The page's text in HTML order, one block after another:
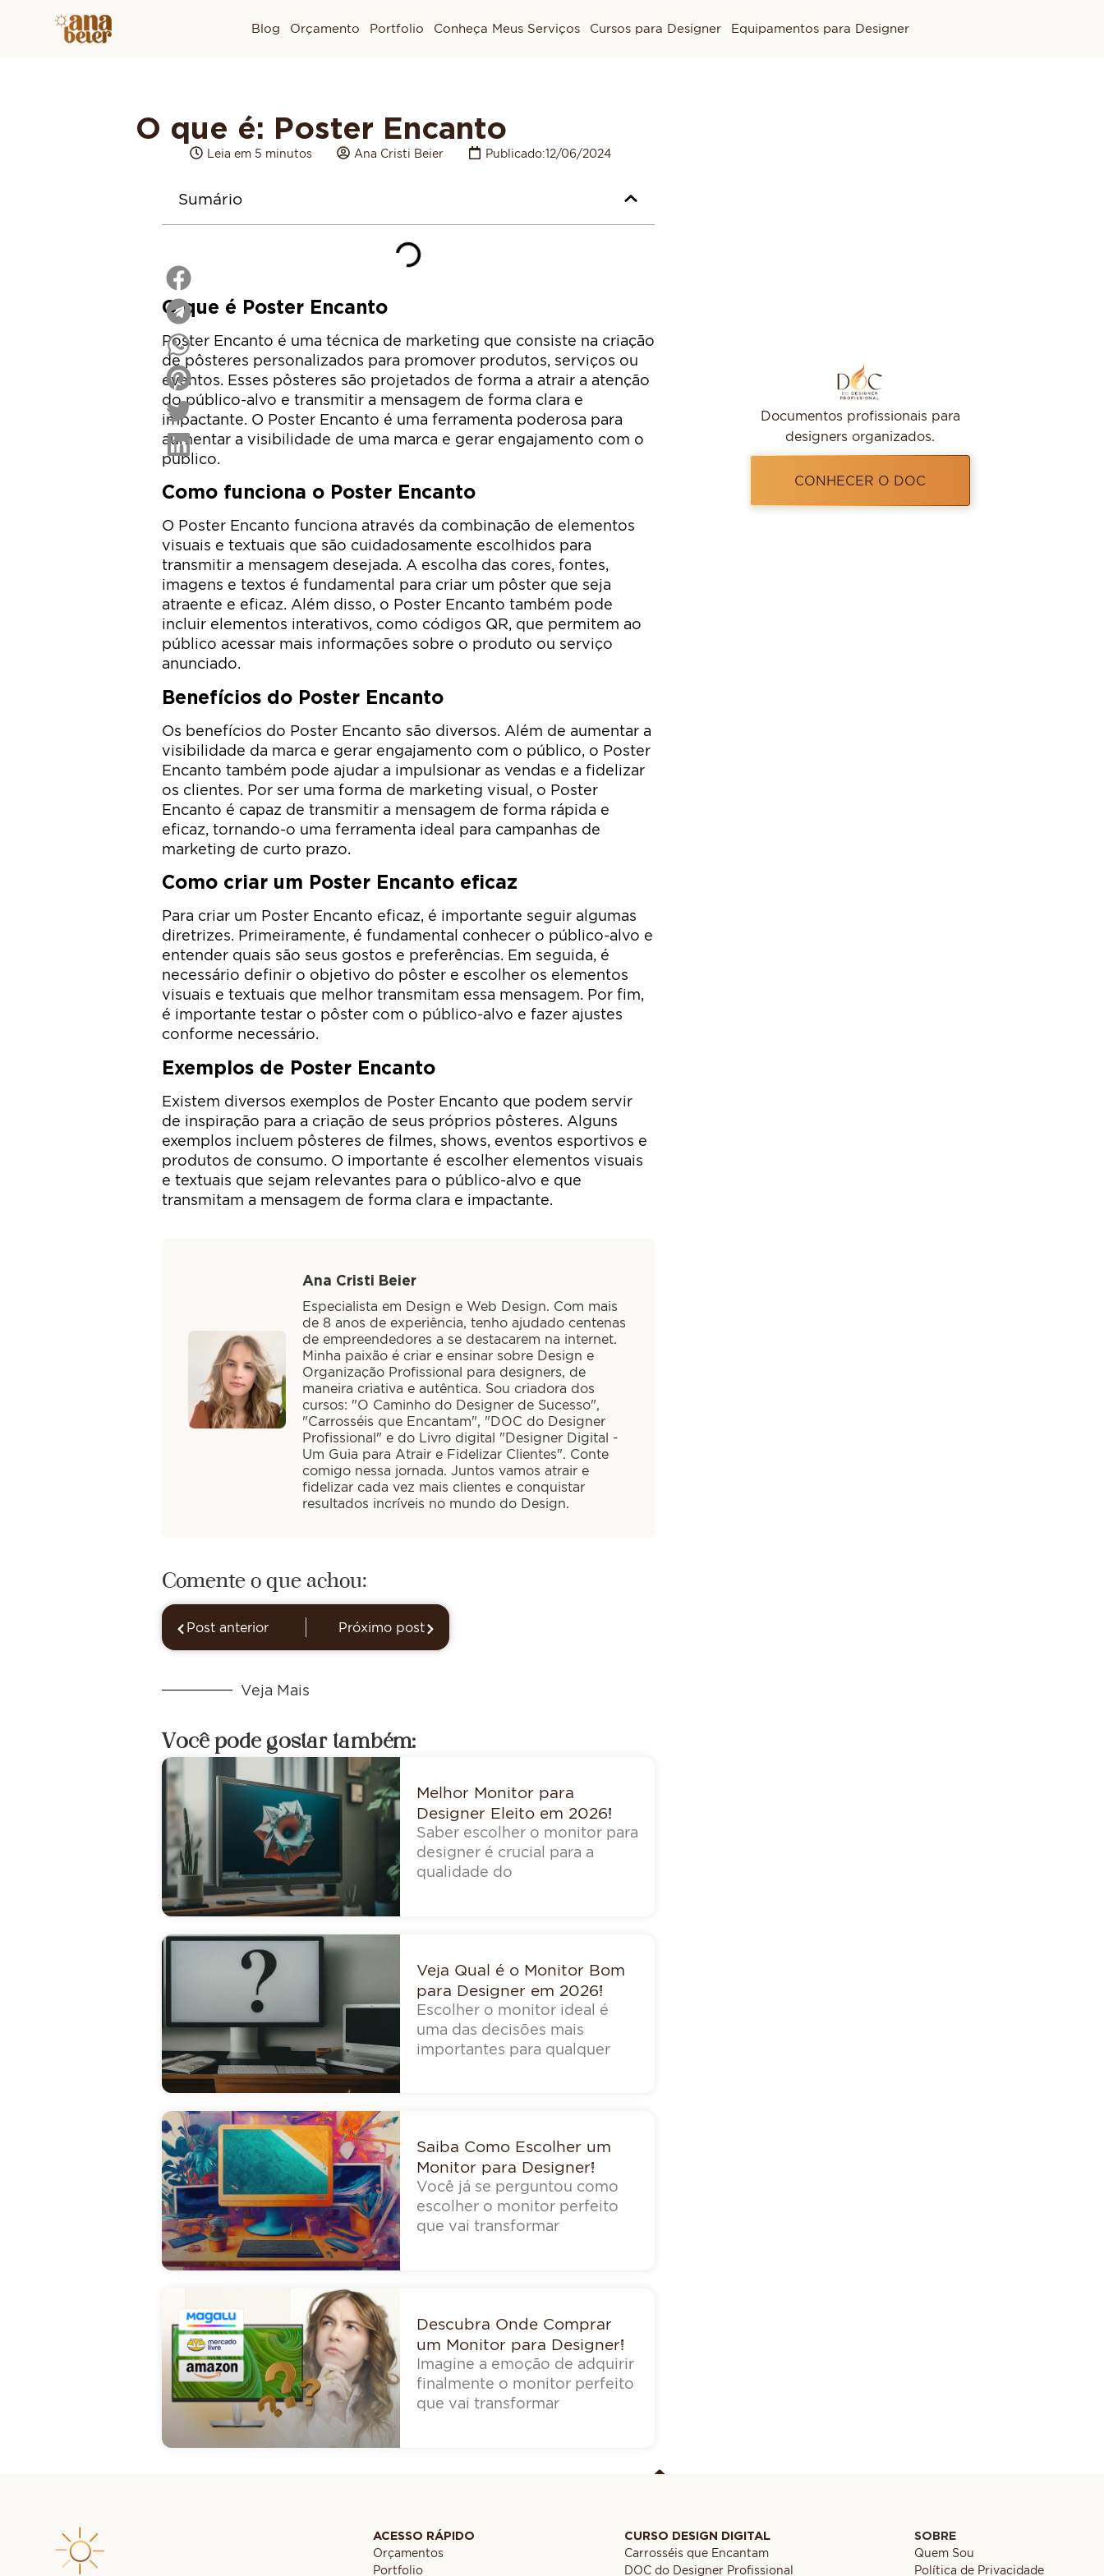
Blog Orçamento Portfolio Conheça Meus Serviços Cursos para Designer Equipamentos para Designer
O que é: Poster Encanto
Leia em 5 minutos Ana Cristi Beier Publicado:12/06/2024
Sumário
O que é Poster Encanto
Poster Encanto é uma técnica de marketing que consiste na criação
de pôsteres personalizados para promover produtos, serviços ou
eventos. Esses pôsteres são projetados de forma a atrair a atenção
do público-alvo e transmitir a mensagem de forma clara e
impactante. O Poster Encanto é uma ferramenta poderosa para
aumentar a visibilidade de uma marca e gerar engajamento com o
público.
Como funciona o Poster Encanto
O Poster Encanto funciona através da combinação de elementos
visuais e textuais que são cuidadosamente escolhidos para
transmitir a mensagem desejada. A escolha das cores, fontes,
imagens e textos é fundamental para criar um pôster que seja
atraente e eficaz. Além disso, o Poster Encanto também pode
incluir elementos interativos, como códigos QR, que permitem ao
público acessar mais informações sobre o produto ou serviço
anunciado.
Benefícios do Poster Encanto
Os benefícios do Poster Encanto são diversos. Além de aumentar a
visibilidade da marca e gerar engajamento com o público, o Poster
Encanto também pode ajudar a impulsionar as vendas e a fidelizar
os clientes. Por ser uma forma de marketing visual, o Poster
Encanto é capaz de transmitir a mensagem de forma rápida e
eficaz, tornando-o uma ferramenta ideal para campanhas de
marketing de curto prazo.
Como criar um Poster Encanto eficaz
Para criar um Poster Encanto eficaz, é importante seguir algumas
diretrizes. Primeiramente, é fundamental conhecer o público-alvo e
entender quais são seus gostos e preferências. Em seguida, é
necessário definir o objetivo do pôster e escolher os elementos
visuais e textuais que melhor transmitam essa mensagem. Por fim,
é importante testar o pôster com o público-alvo e fazer ajustes
conforme necessário.
Exemplos de Poster Encanto
Existem diversos exemplos de Poster Encanto que podem servir
de inspiração para a criação de seus próprios pôsteres. Alguns
exemplos incluem pôsteres de filmes, shows, eventos esportivos e
produtos de consumo. O importante é escolher elementos visuais
e textuais que sejam relevantes para o público-alvo e que
transmitam a mensagem de forma clara e impactante.
Ana Cristi Beier
Especialista em Design e Web Design. Com mais
de 8 anos de experiência, tenho ajudado centenas
de empreendedores a se destacarem na internet.
Minha paixão é criar e ensinar sobre Design e
Organização Profissional para designers, de
maneira criativa e autêntica. Sou criadora dos
cursos: "O Caminho do Designer de Sucesso",
"Carrosséis que Encantam", "DOC do Designer
Profissional" e do Livro digital "Designer Digital -
Um Guia para Atrair e Fidelizar Clientes". Conte
comigo nessa jornada. Juntos vamos atrair e
fidelizar cada vez mais clientes e conquistar
resultados incríveis no mundo do Design.
Comente o que achou:
Post anterior Próximo post
Veja Mais
Você pode gostar também:
Melhor Monitor para
Designer Eleito em 2026!
Saber escolher o monitor para
designer é crucial para a
qualidade do
Veja Qual é o Monitor Bom
para Designer em 2026!
Escolher o monitor ideal é
uma das decisões mais
importantes para qualquer
Saiba Como Escolher um
Monitor para Designer!
Você já se perguntou como
escolher o monitor perfeito
que vai transformar
Descubra Onde Comprar
um Monitor para Designer!
Imagine a emoção de adquirir
finalmente o monitor perfeito
que vai transformar
Documentos profissionais para
designers organizados.
CONHECER O DOC
ACESSO RÁPIDO
Orçamentos
Portfolio
CURSO DESIGN DIGITAL
Carrosséis que Encantam
DOC do Designer Profissional
SOBRE
Quem Sou
Política de Privacidade